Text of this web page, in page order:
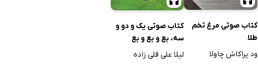
کتاب صوتی مرغ تخم
طلا
ود پراکاش چاولا
کتاب صوتی یک و دو و
سه، بع و بع و بع
لیلا علی قلی زاده